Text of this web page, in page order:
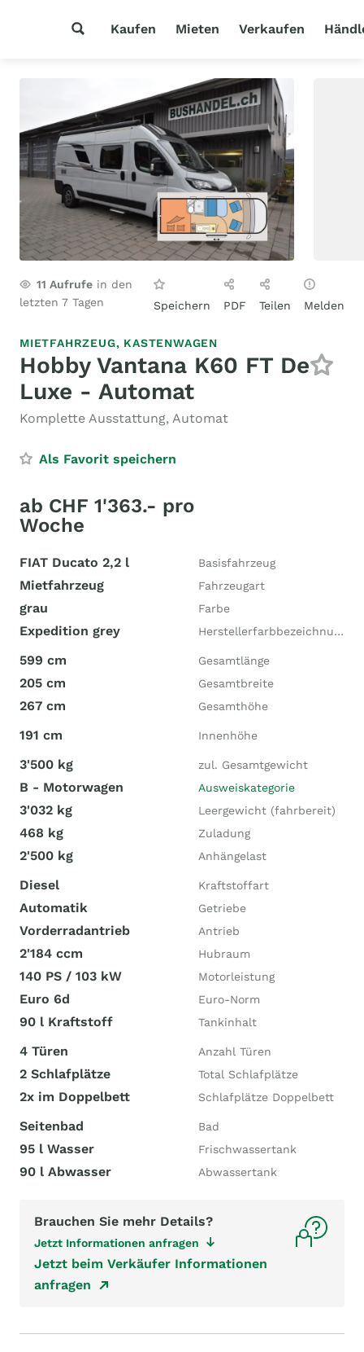
Kaufen Mieten Verkaufen
11 Aufrufe in den
letzten 7 Tagen
Speichern PDF Teilen Melden
MIETFAHRZEUG, KASTENWAGEN
Hobby Vantana K60 FT De
Luxe - Automat
Komplette Ausstattung, Automat
Als Favorit speichern
ab CHF 1'363.- pro
Woche
FIAT Ducato 2,2 l Basisfahrzeug
Mietfahrzeug Fahrzeugart
grau Farbe
Expedition grey Herstellerfarbbezeichnung
599 cm Gesamtlänge
205 cm Gesamtbreite
267 cm Gesamthöhe
191 cm Innenhöhe
3'500 kg zul. Gesamtgewicht
B - Motorwagen Ausweiskategorie
3'032 kg Leergewicht (fahrbereit)
468 kg Zuladung
2'500 kg Anhängelast
Diesel Kraftstoffart
Automatik Getriebe
Vorderradantrieb Antrieb
2'184 ccm Hubraum
140 PS / 103 kW Motorleistung
Euro 6d Euro-Norm
90 l Kraftstoff Tankinhalt
4 Türen Anzahl Türen
2 Schlafplätze Total Schlafplätze
2x im Doppelbett Schlafplätze Doppelbett
Seitenbad Bad
95 l Wasser Frischwassertank
90 l Abwasser Abwassertank
Brauchen Sie mehr Details?
Jetzt Informationen anfragen
Jetzt beim Verkäufer Informationen
anfragen